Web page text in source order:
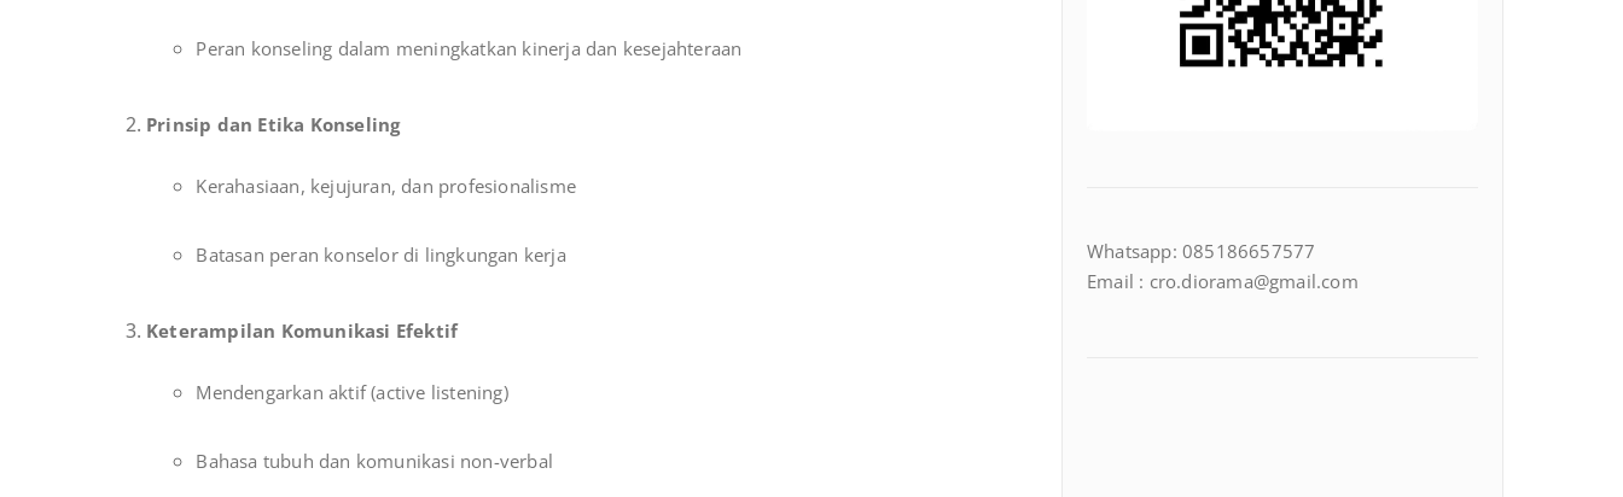
Peran konseling dalam meningkatkan kinerja dan kesejahteraan
Prinsip dan Etika Konseling
Kerahasiaan, kejujuran, dan profesionalisme
Batasan peran konselor di lingkungan kerja
Keterampilan Komunikasi Efektif
Mendengarkan aktif (active listening)
Bahasa tubuh dan komunikasi non-verbal
Whatsapp: 085186657577
Email : cro.diorama@gmail.com